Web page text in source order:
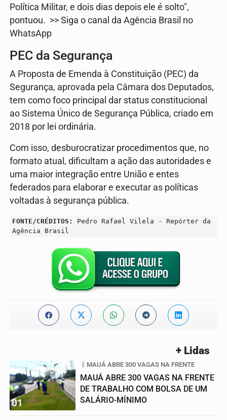
Política Militar, e dois dias depois ele é solto",
pontuou. >> Siga o canal da Agência Brasil no
WhatsApp
PEC da Segurança
A Proposta de Emenda à Constituição (PEC) da
Segurança, aprovada pela Câmara dos Deputados,
tem como foco principal dar status constitucional
ao Sistema Único de Segurança Pública, criado em
2018 por lei ordinária.
Com isso, desburocratizar procedimentos que, no
formato atual, dificultam a ação das autoridades e
uma maior integração entre União e entes
federados para elaborar e executar as políticas
voltadas à segurança pública.
FONTE/CRÉDITOS:
Pedro Rafael Vilela - Repórter da
Agência Brasil
+ Lidas
01
MAUÁ ABRE 300 VAGAS NA FRENTE
MAUÁ ABRE 300 VAGAS NA FRENTE
DE TRABALHO COM BOLSA DE UM
SALÁRIO-MÍNIMO